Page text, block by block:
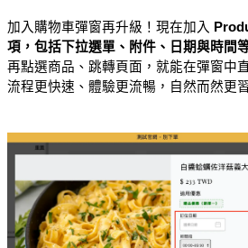
加入購物車彈窗再升級！現在加入
項，包括下拉選單、附件、日期與時間
再點選商品、跳轉頁面，就能在彈窗中
流程更快速、體驗更流暢，自然而然更